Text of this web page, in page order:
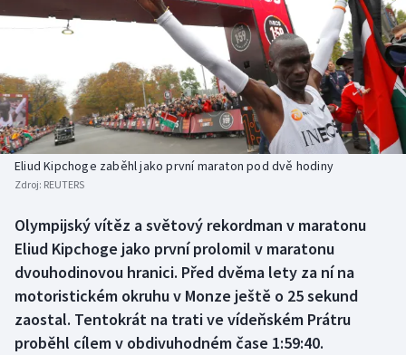
Americký fotbal
Baseball a softbal
Basketbal
Biatlon
Box
Curling
Dostihy
NEPŘEHLÉDNĚTE
Soutěže
Historické návraty
Aplikace ČT sport
Eliud Kipchoge zaběhl jako první maraton pod dvě hodiny
Zdroj: REUTERS
Olympijský vítěz a světový rekordman v maratonu
Eliud Kipchoge jako první prolomil v maratonu
dvouhodinovou hranici. Před dvěma lety za ní na
motoristickém okruhu v Monze ještě o 25 sekund
zaostal. Tentokrát na trati ve vídeňském Prátru
proběhl cílem v obdivuhodném čase 1:59:40.